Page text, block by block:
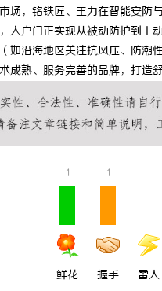
，铭铁匠、王力在智能安防
入户门正实现从被动防护到主
沿海地区关注抗风压、防潮
成熟、服务完善的品牌，打造
1
鲜花
1
握手 雷人